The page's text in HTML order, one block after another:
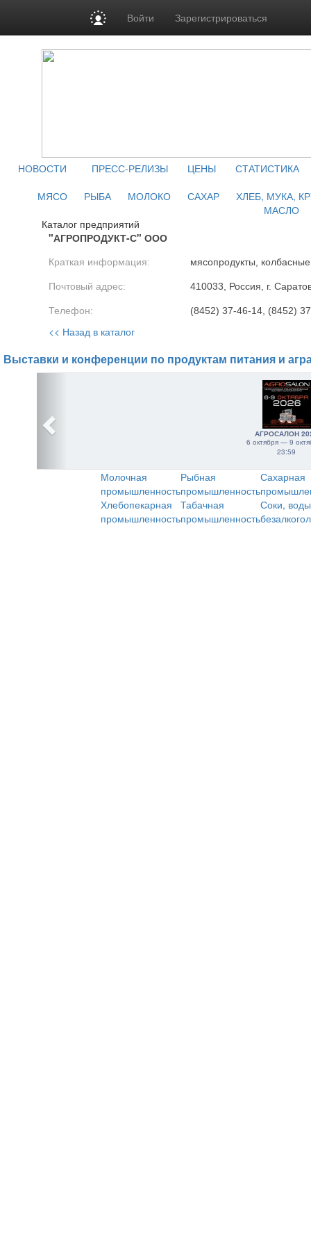
Войти Зарегистрироваться
НОВОСТИ ПРЕСС-РЕЛИЗЫ ЦЕНЫ
СТАТИСТИКА
МЯСО
РЫБА МОЛОКО САХАР
ХЛЕБ, МУКА,
МАСЛО
Каталог предприятий
"АГРОПРОДУКТ-С" ООО
Краткая информация: мясопродукты,
Почтовый адрес: 410033, Россия, г.
Телефон: (8452) 37-46-14, (8452)
<< Назад в каталог
Выставки и конференции по продуктам питания и
АГРОСАЛОН
6 октября — 9
23:59
Молочная
промышленность
Рыбная
промышленность
Сахарная
Хлебопекарная
промышленность
Табачная
промышленность
Соки,